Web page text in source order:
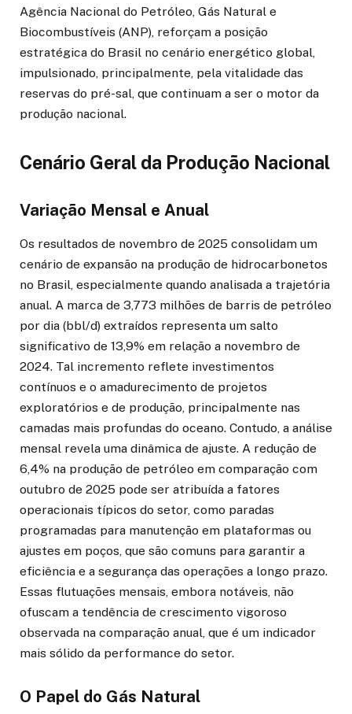
Agência Nacional do Petróleo, Gás Natural e
Biocombustíveis (ANP), reforçam a posição
estratégica do Brasil no cenário energético global,
impulsionado, principalmente, pela vitalidade das
reservas do pré-sal, que continuam a ser o motor da
produção nacional.
Cenário Geral da Produção Nacional
Variação Mensal e Anual
Os resultados de novembro de 2025 consolidam um
cenário de expansão na produção de hidrocarbonetos
no Brasil, especialmente quando analisada a trajetória
anual. A marca de 3,773 milhões de barris de petróleo
por dia (bbl/d) extraídos representa um salto
significativo de 13,9% em relação a novembro de
2024. Tal incremento reflete investimentos
contínuos e o amadurecimento de projetos
exploratórios e de produção, principalmente nas
camadas mais profundas do oceano. Contudo, a análise
mensal revela uma dinâmica de ajuste. A redução de
6,4% na produção de petróleo em comparação com
outubro de 2025 pode ser atribuída a fatores
operacionais típicos do setor, como paradas
programadas para manutenção em plataformas ou
ajustes em poços, que são comuns para garantir a
eficiência e a segurança das operações a longo prazo.
Essas flutuações mensais, embora notáveis, não
ofuscam a tendência de crescimento vigoroso
observada na comparação anual, que é um indicador
mais sólido da performance do setor.
O Papel do Gás Natural